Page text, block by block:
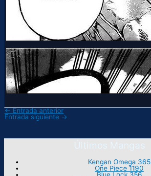
← Entrada anterior
Entrada siguiente →
Últimos Mangas
Kengan Omega 365
One Piece 1190
Blue Lock 356